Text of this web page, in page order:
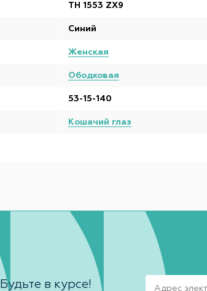
TH 1553 ZX9
Синий
Женская
Ободковая
53-15-140
Кошачий глаз
Будьте в курсе!